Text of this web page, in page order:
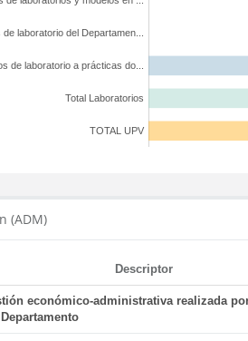
TOTAL UPV
Total Laboratorios
de laboratorio a prácticas do...
laboratorio del Departamen...
(ADM)
Descriptor
económico-administrativa realizada